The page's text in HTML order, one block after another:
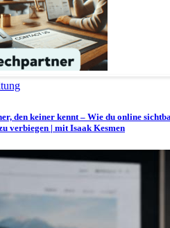
den keiner kennt – Wie du online
verbiegen | mit Isaak Kesmen